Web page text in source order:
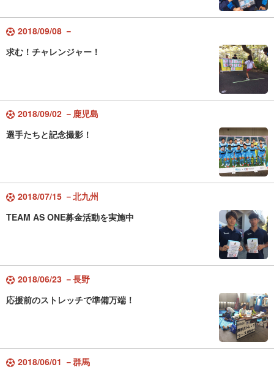
2018/09/08 －
求む！チャレンジャー！
2018/09/02 －鹿児島
選手たちと記念撮影！
2018/07/15 －北九州
TEAM AS ONE募金活動を実施中
2018/06/23 －長野
応援前のストレッチで準備万端！
2018/06/01 －群馬